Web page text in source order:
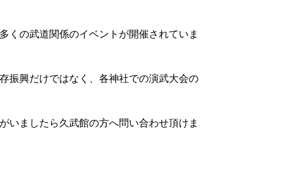
くの武道関係のイベントが開催されていま
振興だけではなく、各神社での演武大会の
いましたら久武館の方へ問い合わせ頂けま